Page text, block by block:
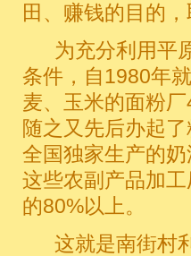
田、赚钱的目的
为充分利用平原
条件，自1980年
麦、玉米的面粉
随之又先后办起
全国独家生产的
这些农副产品加
的80%以上。
这就是南街村利